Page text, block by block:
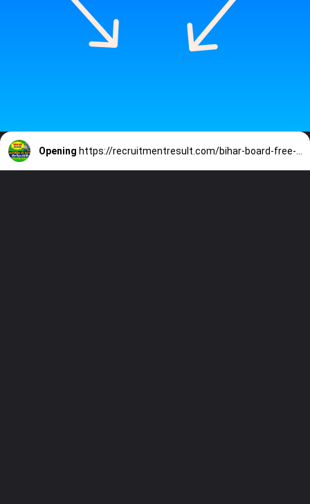
Opening https://recruitmentresult.com/bihar-board-free-coaching-yojana-2023/